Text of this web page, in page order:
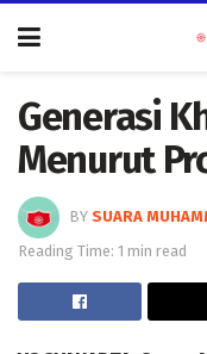
Generasi
Menurut
BY SUARA
Reading Time: 1 min read